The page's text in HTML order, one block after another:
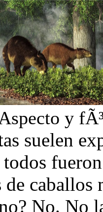
y
suelen
caballos
No. No